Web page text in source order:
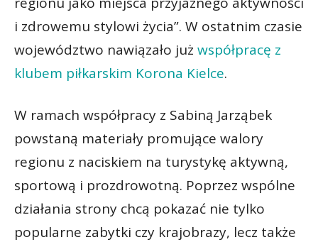
i zdrowemu stylowi życia”. W ostatnim czasie
województwo nawiązało już współpracę z
klubem piłkarskim Korona Kielce.
W ramach współpracy z Sabiną Jarząbek
powstaną materiały promujące walory
regionu z naciskiem na turystykę aktywną,
sportową i prozdrowotną. Poprzez wspólne
działania strony chcą pokazać nie tylko
popularne zabytki czy krajobrazy, lecz także